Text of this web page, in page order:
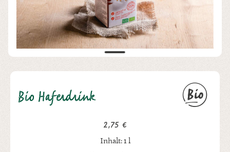
Bio Haferdrink
Regulärer Preis:
2,75 €
Inhalt:1 l